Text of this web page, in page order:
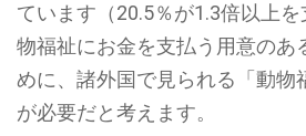
ています（20.5％が1.3倍以上
物福祉にお金を支払う用意のあ
めに、諸外国で見られる「動物
が必要だと考えます。